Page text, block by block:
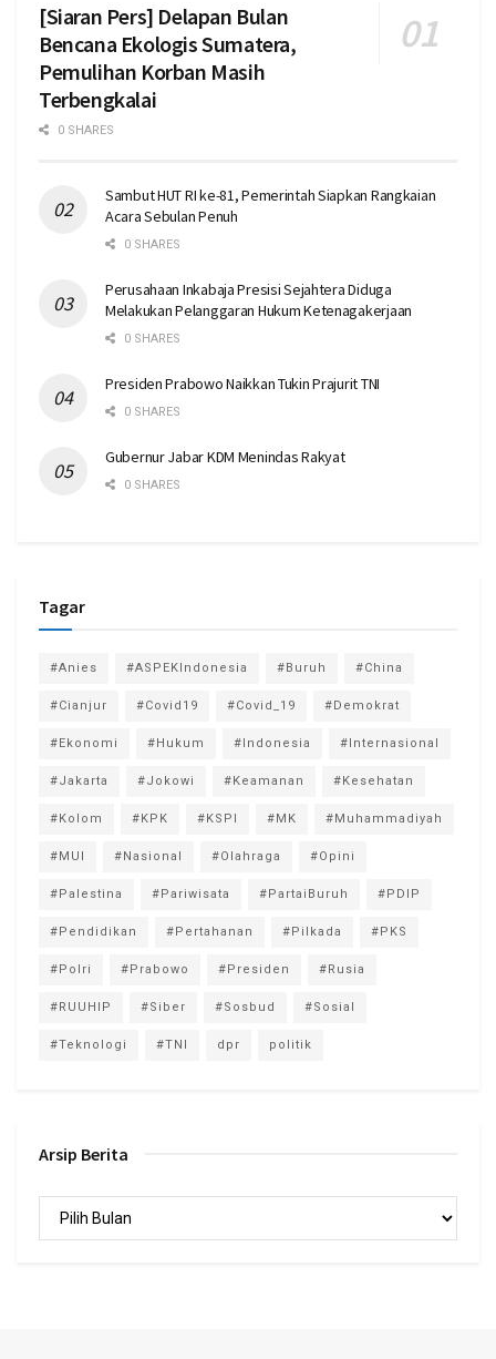
[Siaran Pers] Delapan Bulan
Bencana Ekologis Sumatera,
Pemulihan Korban Masih
Terbengkalai
0 SHARES
Sambut HUT RI ke-81, Pemerintah Siapkan Rangkaian
Acara Sebulan Penuh
0 SHARES
Perusahaan Inkabaja Presisi Sejahtera Diduga
Melakukan Pelanggaran Hukum Ketenagakerjaan
0 SHARES
Presiden Prabowo Naikkan Tukin Prajurit TNI
0 SHARES
Gubernur Jabar KDM Menindas Rakyat
0 SHARES
Tagar
#Anies #ASPEKIndonesia #Buruh #China
#Cianjur #Covid19 #Covid_19 #Demokrat
#Ekonomi #Hukum #Indonesia #Internasional
#Jakarta #Jokowi #Keamanan #Kesehatan
#Kolom #KPK #KSPI #MK #Muhammadiyah
#MUI #Nasional #Olahraga #Opini
#Palestina #Pariwisata #PartaiBuruh #PDIP
#Pendidikan #Pertahanan #Pilkada #PKS
#Polri #Prabowo #Presiden #Rusia
#RUUHIP #Siber #Sosbud #Sosial
#Teknologi #TNI dpr politik
Arsip Berita